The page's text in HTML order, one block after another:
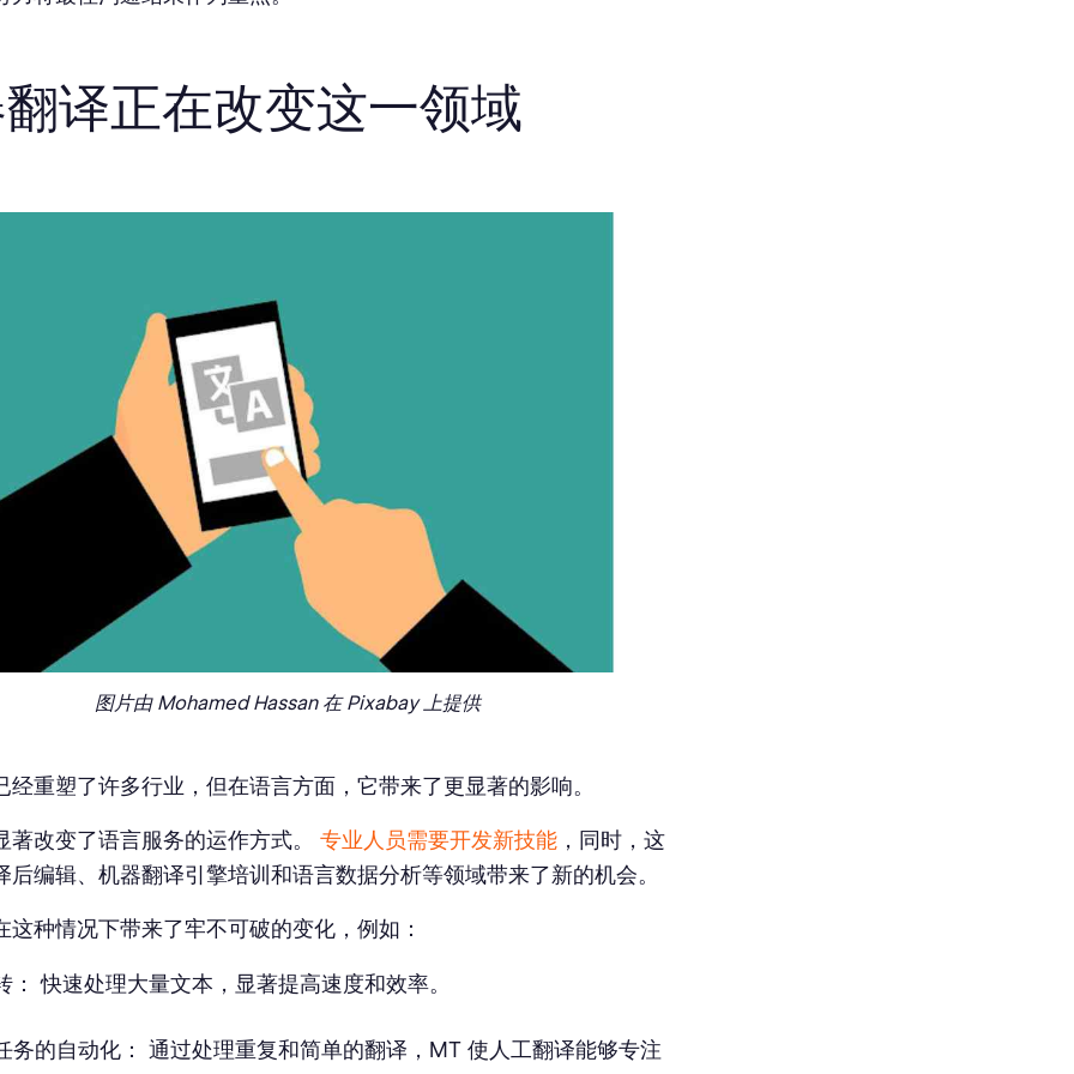
译正在改变这一领域
图片由 Mohamed Hassan 在 Pixabay 上提供
经重塑了许多行业，但在语言方面，它带来了更显著的影响。
著改变了语言服务的运作方式。 专业人员需要开发新技能 ，同时，这
后编辑、机器翻译引擎培训和语言数据分析等领域带来了新的机会。
这种情况下带来了牢不可破的变化，例如：
： 快速处理大量文本，显著提高速度和效率。
务的自动化 ： 通过处理重复和简单的翻译，MT 使人工翻译能够专注